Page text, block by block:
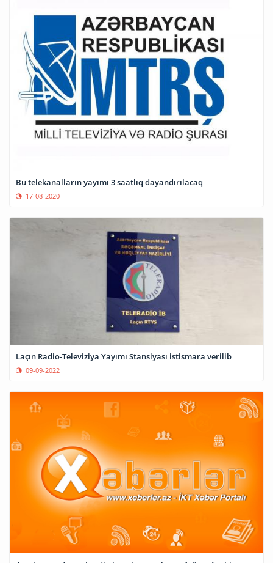
Bu telekanalların yayımı 3 saatlıq dayandırılacaq
17-08-2020
Laçın Radio-Televiziya Yayımı Stansiyası istismara verilib
09-09-2022